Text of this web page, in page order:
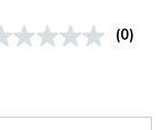
(0)